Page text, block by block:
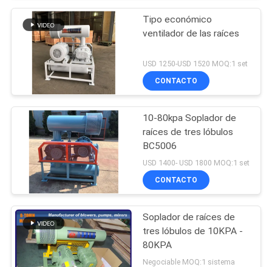
Tipo económico
ventilador de las raíces
USD 1250-USD 1520 MOQ:1 set
CONTACTO
10-80kpa Soplador de
raíces de tres lóbulos
BC5006
USD 1400- USD 1800 MOQ:1 set
CONTACTO
Soplador de raíces de
tres lóbulos de 10KPA -
80KPA
Negociable MOQ:1 sistema